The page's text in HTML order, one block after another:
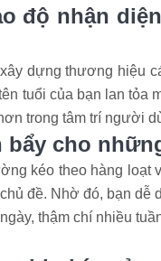
độ nhận
dựng thương hiệu
tuổi của bạn lan tỏa
trong tâm trí người
bẩy cho
kéo theo hàng loạt
đề. Nhờ đó, bạn
thậm chí nhiều